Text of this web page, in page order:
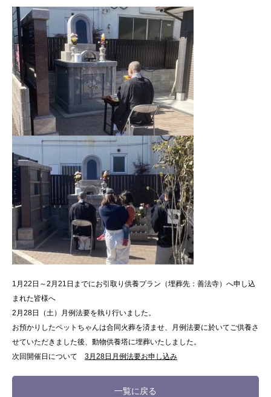
1月22日～2月21日までにお引取り供養プラン（埋葬先：善法寺）へ申し込
まれた皆様へ
2月28日（土）月例法要を執り行いました。
お預かりしたペットちゃんは合同火葬を済ませ、月例法要に於いてご供養さ
せていただきました後、動物供養塔に埋葬いたしました。
次回開催日について 3月28日月例法要お申し込み
一覧に戻る